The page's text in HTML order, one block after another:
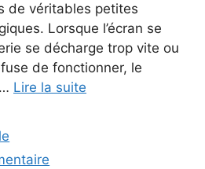
de véritables petites
Lorsque l’écran se
se décharge trop vite ou
de fonctionner, le
Lire la suite